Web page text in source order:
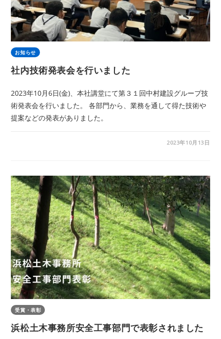
お知らせ
社内技術発表会を行いました
2023年10月6日(金)、本社講堂にて第３１回中村建設グループ技
術発表会を行いました。 各部門から、業務を通して得た技術や
提案などの発表がありました。
2023年10月13日
受賞・表彰
浜松土木事務所安全工事部門で表彰されました